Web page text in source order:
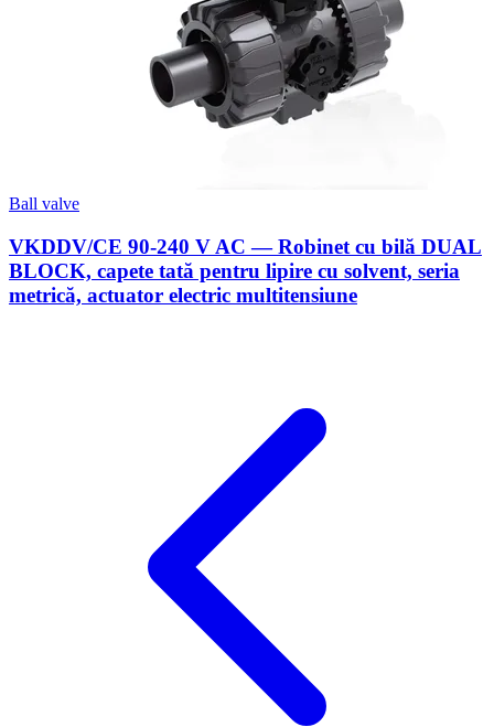
Ball valve
VKDDV/CE 90-240 V AC — Robinet cu bilă DUAL
BLOCK, capete tată pentru lipire cu solvent, seria
metrică, actuator electric multitensiune